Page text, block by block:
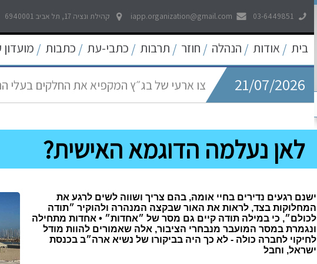
03-6449851
iapp.organization@gmail.com קהילת ונציה 17, תל אביב 6940001
בית / אודות / הנהלה / חוזר / תרבות / כתבי-עת / כתבות / מועדון 21/07/2026 לאפשר דיווח פתוח וחופשי לכל אמצעי
21/07/2026 צו ארעי של בג״ץ המקפיא את החלקים בעלי
22/05/2026 פסיקה היסטורית של בית המשפט העליון
לאן נעלמה הדוגמא האישית?
ישנם רגעים נדירים בחיי אומה, בהם צריך ושווה לשים לרגע את
המחלוקות בצד, לראות את האור שבקצה המנהרה ולהוקיר ״תודה
לכולם״, כי במילה תודה קיים גם מסר של ״אחדות״ • אחדות מתחילה
ונגמרת במסר המועבר מנבחרי הציבור, אלה שאמורים להוות מודל
לחיקוי לחברה כולה - לא כך היה בביקורו של נשיא ארה״ב בכנסת
ישראל, וחבל